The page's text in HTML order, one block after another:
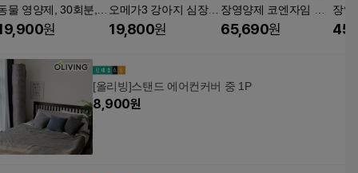
물 영양제, 30회분,
장/간, 1개
원
오메가3 강아지 심장
영양제, 60g, 심장, 1개
19,800원
장영양제 코엔자임 Q1
0 기관지 호흡기 노견
65,690원
장영
0 기
[올리빙]스탠드 에어컨커버 중 1P
8,900원